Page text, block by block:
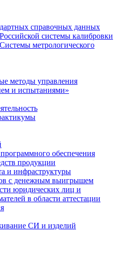
справочных данных
системы калибровки
метрологического
методы управления
и испытаниями»
обеспечения
продукции
и инфраструктуры
с денежным выигрышем
юридических лиц и
в области аттестации
СИ и изделий